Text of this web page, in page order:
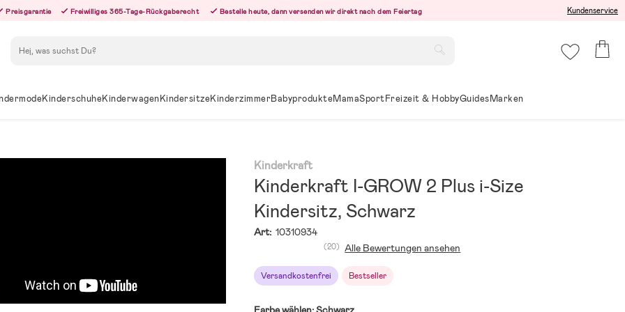
Preisgarantie Freiwilliges 365-Tage-Rückgaberecht Bestelle heute, dann versenden wir direkt nach dem Feiertag Kundenservice
KinderschuheKinderwagenKindersitzeKinderzimmerBabyprodukteMamaSportFreizeit & HobbyGuidesMarken
Kinderkraft
Kinderkraft I-GROW 2 Plus i-Size
Kindersitz, Schwarz
Art: 10310934
Versandkostenfrei Bestseller
(20) Alle Bewertungen ansehen